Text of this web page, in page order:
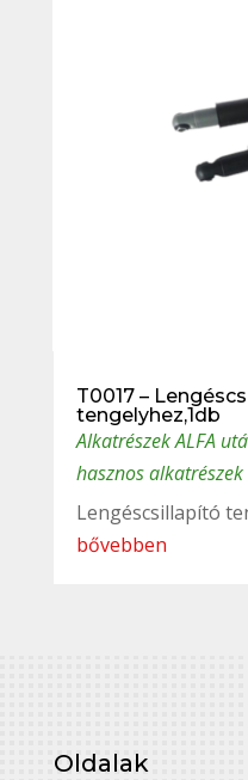
T0017 –
tengelyhez,1db
Alkatrészek ALFA
hasznos
Lengéscsillapító
bővebben
Oldalak